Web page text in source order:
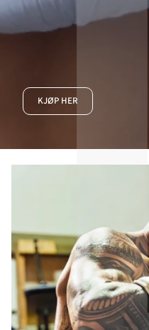
KJØP HER